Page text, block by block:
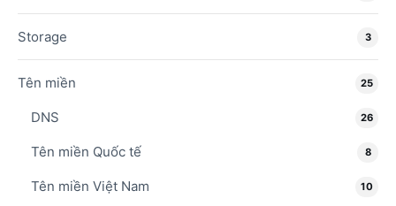
Storage 3
Tên miền 25
DNS 26
Tên miền Quốc tế 8
Tên miền Việt Nam 10